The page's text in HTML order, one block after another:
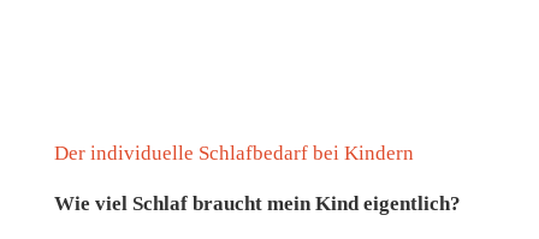
Der individuelle Schlafbedarf bei Kindern
Wie viel Schlaf braucht mein Kind eigentlich?